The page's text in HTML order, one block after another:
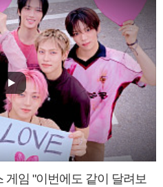
게임 "이번에도 같이 달려보